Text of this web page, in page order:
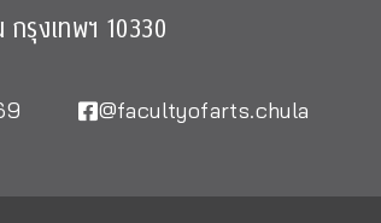
รุงเทพฯ 10330
@facultyofarts.chula